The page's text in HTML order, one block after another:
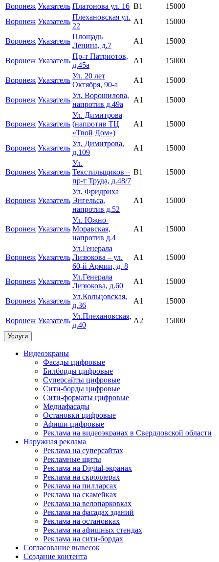
Воронеж Указатель Платонова ул. 16 B1
15000
Воронеж Указатель
Плехановская ул.
22
A1 15000
Воронеж Указатель
Площадь
Ленина, д.7
A1 15000
Воронеж Указатель
Пр-т Патриотов,
д.45а
A1 15000
Воронеж Указатель
Ул. 20 лет
Октября, 90-а
A1 15000
Воронеж Указатель
Ул. Ворошилова,
напротив д.49а
A1 15000
Воронеж Указатель
Ул. Димитрова
(напротив ТЦ
«Твой Дом»)
A1 15000
Воронеж Указатель
Ул. Димитрова,
д.109
A1 15000
Воронеж Указатель
Ул.
Текстильщиков –
пр-т Труда, д.48/7
B1 15000
Воронеж Указатель
Ул. Фридриха
Энгельса,
напротив д.52
A1 15000
Воронеж Указатель
Ул. Южно-
Моравская,
напротив д.4
A1 15000
Воронеж Указатель
Ул.Генерала
Лизюкова – ул.
60-й Армии, д. 8
A1 15000
Воронеж Указатель
Ул.Генерала
Лизюкова, д.60
A1 15000
Воронеж Указатель
Ул.Кольцовская,
д.36
A1 15000
Воронеж Указатель
Ул.Плехановская,
д.40
A2 15000
Услуги
Видеоэкраны
Фасады цифровые
Билборды цифровые
Суперсайты цифровые
Сити-борды цифровые
Сити-форматы цифровые
Медиафасады
Остановки цифровые
Афиши цифровые
Реклама на видеоэкранах в Свердловской области
Наружная реклама
Реклама на суперсайтах
Рекламные щиты
Реклама на Digital-экранах
Реклама на скроллерах
Реклама на пилларсах
Реклама на скамейках
Реклама на велопарковках
Реклама на фасадах зданий
Реклама на остановках
Реклама на афишных стендах
Реклама на сити-бордах
Согласование вывесок
Создание контента